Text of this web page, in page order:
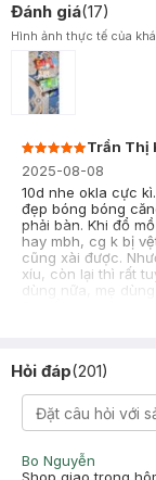
Đánh giá(17)
Hình ảnh thực tế của
Trần Thị
2025-08-08
10d nhe okla cực
đẹp bóng bóng
phải bàn. Khi đổ
hay mbh, cg k bị
cũng xài được.
xíu, còn lại thì rất
dùng nữa, mẹ
thời gian đánh
dịch vụ. Cảm
2025-06-03
Hỏi đáp(201)
Bo Nguyễn